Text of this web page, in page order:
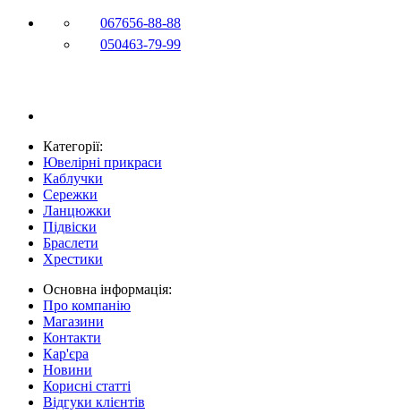
067656-88-88
050463-79-99
Категорії:
Ювелірні прикраси
Каблучки
Сережки
Ланцюжки
Підвіски
Браслети
Хрестики
Основна інформація:
Про компанію
Магазини
Контакти
Кар'єра
Новини
Корисні статті
Відгуки клієнтів